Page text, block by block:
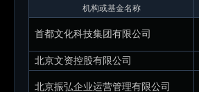
机构或基金名称
首都文化科技集团有限公司
北京文资控股有限公司
北京振弘企业运营管理有限公司